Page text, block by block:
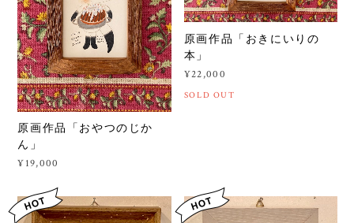
原画作品「おやつのじか
ん」
¥19,000
原画作品「おきにいりの
本」
¥22,000
SOLD OUT